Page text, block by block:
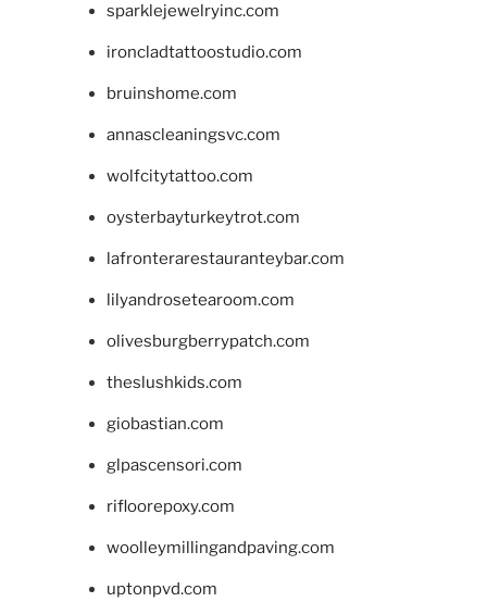
sparklejewelryinc.com
ironcladtattoostudio.com
bruinshome.com
annascleaningsvc.com
wolfcitytattoo.com
oysterbayturkeytrot.com
lafronterarestauranteybar.com
lilyandrosetearoom.com
olivesburgberrypatch.com
theslushkids.com
giobastian.com
glpascensori.com
rifloorepoxy.com
woolleymillingandpaving.com
uptonpvd.com